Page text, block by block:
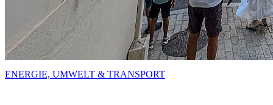
ENERGIE, UMWELT & TRANSPORT